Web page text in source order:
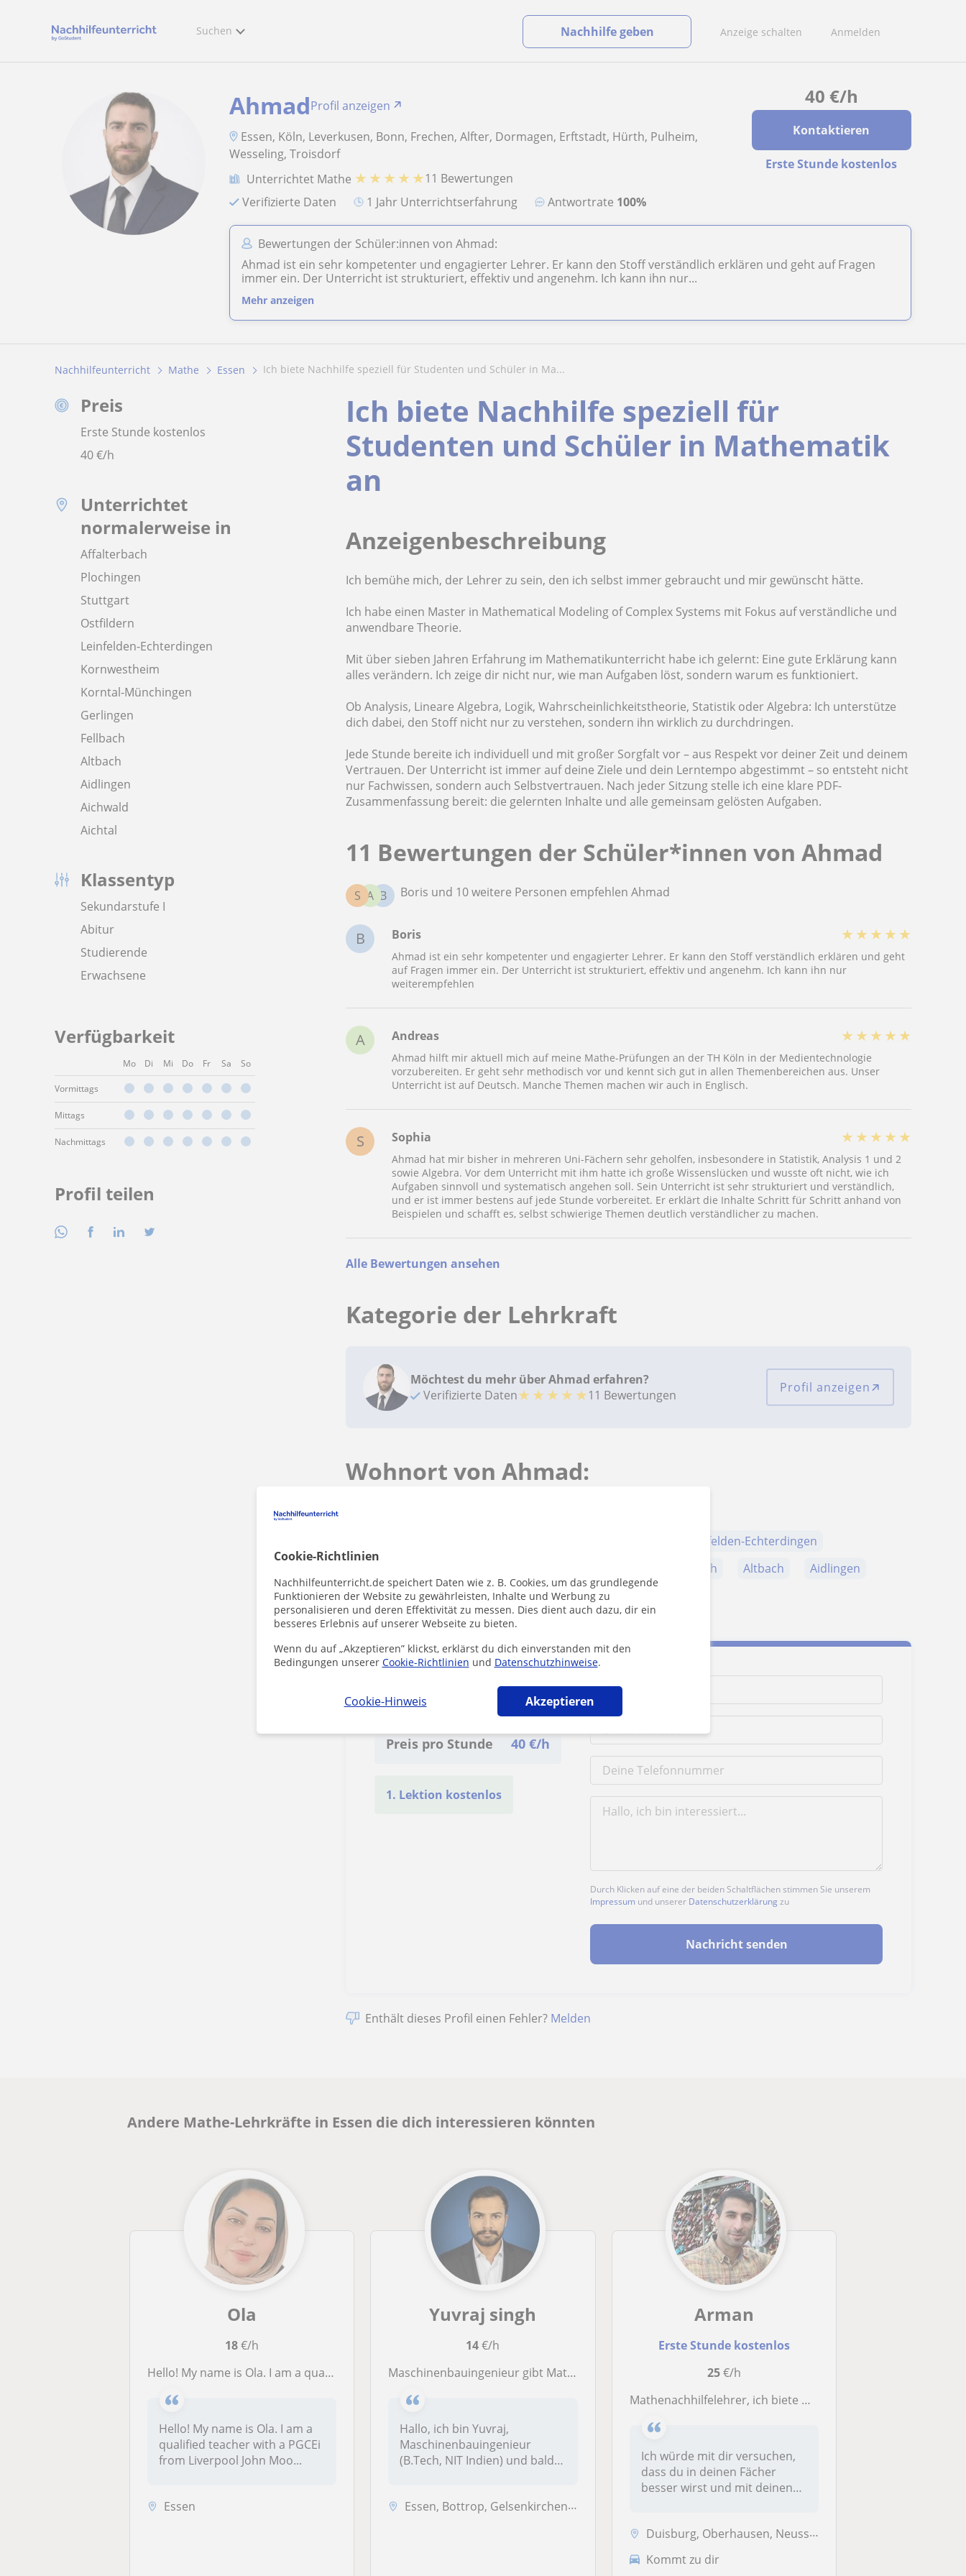
Cookie-Richtlinien
Nachhilfeunterricht.de speichert Daten wie z. B. Cookies, um das grundlegende
Funktionieren der Website zu gewährleisten, Inhalte und Werbung zu
personalisieren und deren Effektivität zu messen. Dies dient auch dazu, dir ein
besseres Erlebnis auf unserer Webseite zu bieten.
Wenn du auf „Akzeptieren” klickst, erklärst du dich einverstanden mit den
Bedingungen unserer Cookie-Richtlinien und Datenschutzhinweise.
Cookie-Hinweis Akzeptieren
Suchen Anzeige schalten Anmelden
Nachhilfe geben
40 €/h
Kontaktieren
Erste Stunde kostenlos
AhmadProfil anzeigen
Essen, Köln, Leverkusen, Bonn, Frechen, Alfter, Dormagen, Erftstadt, Hürth, Pulheim,
Wesseling, Troisdorf
Unterrichtet Mathe ★ ★ ★ ★ ★11 Bewertungen
Verifizierte Daten
1 Jahr Unterrichtserfahrung Antwortrate 100%
Bewertungen der Schüler:innen von Ahmad:
Ahmad ist ein sehr kompetenter und engagierter Lehrer. Er kann den Stoff verständlich erklären und geht auf Fragen
immer ein. Der Unterricht ist strukturiert, effektiv und angenehm. Ich kann ihn nur...
Mehr anzeigen
Nachhilfeunterricht Mathe Essen Ich biete Nachhilfe speziell für Studenten und Schüler in Ma...
Preis
Erste Stunde kostenlos
40€/h
Unterrichtet
normalerweise in
Affalterbach
Plochingen
Stuttgart
Ostfildern
Leinfelden-Echterdingen
Kornwestheim
Korntal-Münchingen
Gerlingen
Fellbach
Altbach
Aidlingen
Aichwald
Aichtal
Klassentyp
Sekundarstufe I
Abitur
Studierende
Erwachsene
Verfügbarkeit
Mo Di Mi Do Fr Sa So
Vormittags
Mittags
Nachmittags
Profil teilen
Ich biete Nachhilfe speziell für
Studenten und Schüler in Mathematik
an
Anzeigenbeschreibung
Ich bemühe mich, der Lehrer zu sein, den ich selbst immer gebraucht und mir gewünscht hätte.
Ich habe einen Master in Mathematical Modeling of Complex Systems mit Fokus auf verständliche und
anwendbare Theorie.
Mit über sieben Jahren Erfahrung im Mathematikunterricht habe ich gelernt: Eine gute Erklärung kann
alles verändern. Ich zeige dir nicht nur, wie man Aufgaben löst, sondern warum es funktioniert.
Ob Analysis, Lineare Algebra, Logik, Wahrscheinlichkeitstheorie, Statistik oder Algebra: Ich unterstütze
dich dabei, den Stoff nicht nur zu verstehen, sondern ihn wirklich zu durchdringen.
Jede Stunde bereite ich individuell und mit großer Sorgfalt vor – aus Respekt vor deiner Zeit und deinem
Vertrauen. Der Unterricht ist immer auf deine Ziele und dein Lerntempo abgestimmt – so entsteht nicht
nur Fachwissen, sondern auch Selbstvertrauen. Nach jeder Sitzung stelle ich eine klare PDF-
Zusammenfassung bereit: die gelernten Inhalte und alle gemeinsam gelösten Aufgaben.
11 Bewertungen der Schüler*innen von Ahmad
B
A
S Boris und 10 weitere Personen empfehlen Ahmad
B Boris ★ ★ ★ ★ ★
Ahmad ist ein sehr kompetenter und engagierter Lehrer. Er kann den Stoff verständlich erklären und geht
auf Fragen immer ein. Der Unterricht ist strukturiert, effektiv und angenehm. Ich kann ihn nur
weiterempfehlen
A Andreas ★ ★ ★ ★ ★
Ahmad hilft mir aktuell mich auf meine Mathe-Prüfungen an der TH Köln in der Medientechnologie
vorzubereiten. Er geht sehr methodisch vor und kennt sich gut in allen Themenbereichen aus. Unser
Unterricht ist auf Deutsch. Manche Themen machen wir auch in Englisch.
S Sophia ★ ★ ★ ★ ★
Ahmad hat mir bisher in mehreren Uni-Fächern sehr geholfen, insbesondere in Statistik, Analysis 1 und 2
sowie Algebra. Vor dem Unterricht mit ihm hatte ich große Wissenslücken und wusste oft nicht, wie ich
Aufgaben sinnvoll und systematisch angehen soll. Sein Unterricht ist sehr strukturiert und verständlich,
und er ist immer bestens auf jede Stunde vorbereitet. Er erklärt die Inhalte Schritt für Schritt anhand von
Beispielen und schafft es, selbst schwierige Themen deutlich verständlicher zu machen.
Alle Bewertungen ansehen
Kategorie der Lehrkraft
Möchtest du mehr über Ahmad erfahren?
Verifizierte Daten★ ★ ★ ★ ★11 Bewertungen Profil anzeigen
Wohnort von Ahmad:
Leinfelden-Echterdingen
Fellbach Altbach
Aidlingen
Aichwald
Aichtal
Ahmad kontaktieren
Preis pro Stunde 40 €/h
1. Lektion kostenlos
Durch Klicken auf eine der beiden Schaltflächen stimmen Sie unserem
Impressum und unserer Datenschutzerklärung zu
Nachricht senden
Enthält dieses Profil einen Fehler? Melden
Andere Mathe-Lehrkräfte in Essen die dich interessieren könnten
Ola
18€/h
Hello! My name is Ola. I am a qualified teacher with a PGCEi from Liverpool John Moores University in the UK and extensive experie
Hello! My name is Ola. I am a
qualified teacher with a PGCEi
from Liverpool John Moo...
Essen
Yuvraj singh
14€/h
Maschinenbauingenieur gibt Mathe-Nachhilfe für Schüler in Essen
Hallo, ich bin Yuvraj,
Maschinenbauingenieur
(B.Tech, NIT Indien) und bald
Essen, Bottrop, Gelsenkirchen, Mülheim an der Ruhr, Oberhausen
Arman
Erste Stunde kostenlos
25€/h
Mathenachhilfelehrer, ich biete Nachhilfe sowohl von der 1. Klasse bis Abitur, als auch für Studenten in ingenieurwissenschaften
Ich würde mit dir versuchen,
dass du in deinen Fächer
besser wirst und mit deinen
Duisburg, Oberhausen, Neuss, Krefeld, Essen, Düsseldorf, Bottrop, Mülh...
Kommt zu dir